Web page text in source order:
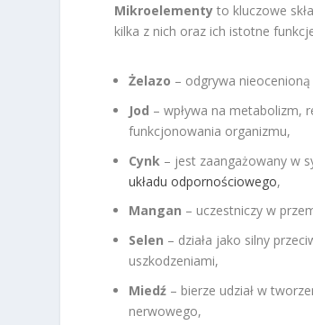
Mikroelementy to kluczowe
kilka z nich oraz ich istotne
Żelazo – odgrywa
Jod – wpływa na metabolizm,
funkcjonowania organizmu,
Cynk – jest zaangażowany w
układu odpornościowego,
Mangan – uczestniczy w
Selen – działa jako silny
uszkodzeniami,
Miedź – bierze udział w
nerwowego,